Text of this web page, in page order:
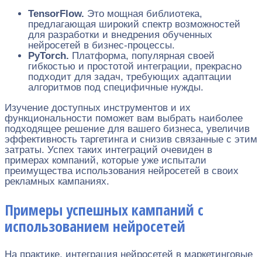
TensorFlow. Это мощная библиотека,
предлагающая широкий спектр возможностей
для разработки и внедрения обученных
нейросетей в бизнес-процессы.
PyTorch. Платформа, популярная своей
гибкостью и простотой интеграции, прекрасно
подходит для задач, требующих адаптации
алгоритмов под специфичные нужды.
Изучение доступных инструментов и их
функциональности поможет вам выбрать наиболее
подходящее решение для вашего бизнеса, увеличив
эффективность таргетинга и снизив связанные с этим
затраты. Успех таких интеграций очевиден в
примерах компаний, которые уже испытали
преимущества использования нейросетей в своих
рекламных кампаниях.
Примеры успешных кампаний с
использованием нейросетей
На практике, интеграция нейросетей в маркетинговые